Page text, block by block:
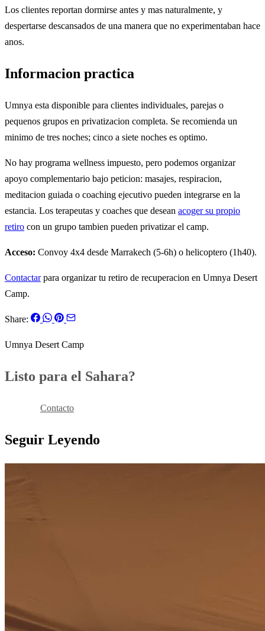
Los clientes reportan dormirse antes y mas naturalmente, y
despertarse descansados de una manera que no experimentaban hace
anos.
Informacion practica
Umnya esta disponible para clientes individuales, parejas o
pequenos grupos en privatizacion completa. Se recomienda un
minimo de tres noches; cinco a siete noches es optimo.
No hay programa wellness impuesto, pero podemos organizar
apoyo complementario bajo peticion: masajes, respiracion,
meditacion guiada o coaching ejecutivo pueden integrarse en la
estancia. Los terapeutas y coaches que desean acoger su propio
retiro con un grupo tambien pueden privatizar el camp.
Acceso: Convoy 4x4 desde Marrakech (5-6h) o helicoptero (1h40).
Contactarpara organizar tu retiro de recuperacion en Umnya Desert
Camp.
Share:
Umnya Desert Camp
Listo para el Sahara?
Contacto
Seguir Leyendo